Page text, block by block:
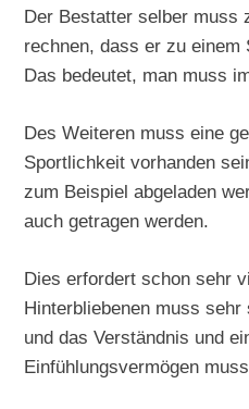
Der Bestatter selber muss
rechnen, dass er zu einem
Das bedeutet, man muss
Des Weiteren muss eine
Sportlichkeit vorhanden
zum Beispiel abgeladen
auch getragen werden.
Dies erfordert schon sehr
Hinterbliebenen muss
und das Verständnis und
Einfühlungsvermögen